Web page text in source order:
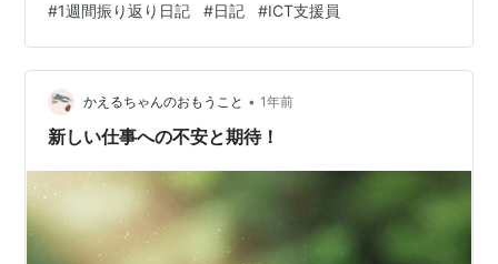
から新しい職場への出社です。最初は研修ですね。主に
動画を見ての研修です。ICT支援員として学校に行くので
その注意点や現在の学校の環境などを学びました。色々
と興味深い内容で眠くなることもなく勉強することがで
きました。次の日からはより深い内容の研修になると
#1週間振り返り日記 #日記 #ICT支援員
かえるちゃんのおもうこと • 1年前
新しい仕事への不安と期待！